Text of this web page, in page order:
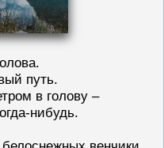
путь.
в голову –
нибудь.